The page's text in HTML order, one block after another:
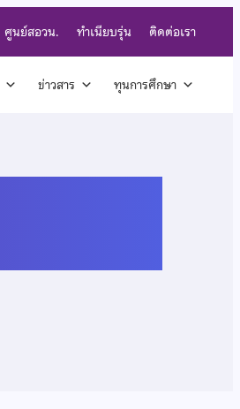
ศูนย์สอวน. ทำเนียบรุ่น ติดต่อเรา
ข่าวสาร ทุนการศึกษา